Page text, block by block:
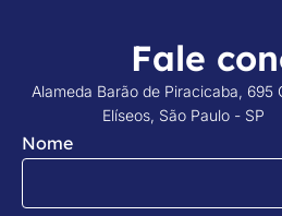
Fale
Alameda Barão de Piracicaba, 695
Elíseos, São Paulo - SP
Nome